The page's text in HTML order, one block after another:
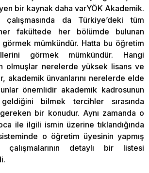
bir kaynak daha varYÖK Akademik.
da Türkiye’deki tüm
fakültede her bölümde bulunan
mümkündür. Hatta bu öğretim
görmek mümkündür. Hangi
olmuşlar nerelerde yüksek lisans ve
akademik ünvanlarını nerelerde elde
önemlidir akademik kadrosunun
bilmek tercihler sırasında
gereken bir konudur. Aynı zamanda o
ile ilgili ismin üzerine tıklandığında
o öğretim üyesinin yapmış
detaylı bir listesi